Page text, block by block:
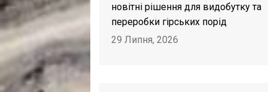
новітні рішення для видобутку та
переробки гірських порід
29 Липня, 2026